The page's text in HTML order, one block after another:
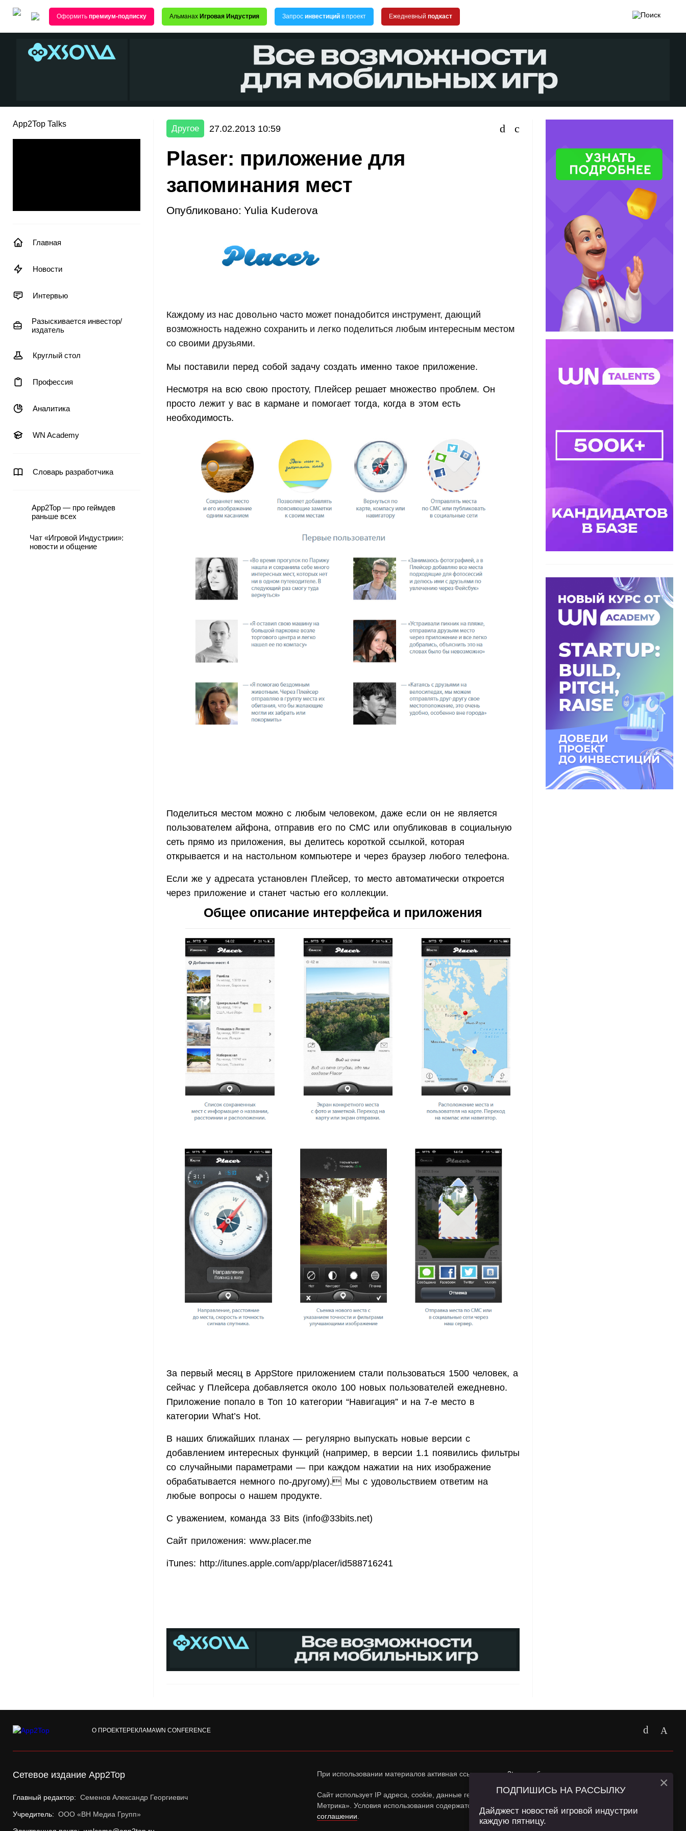
Оформить премиум-подписку Альманах Игровая Индустрия Запрос инвестиций в проект Ежедневный подкаст
App2Top Talks
Главная
Новости
Интервью
Разыскивается инвестор/
издатель
Круглый стол
Профессия
Аналитика
WN Academy
Словарь разработчика
App2Top — про геймдев
раньше всех
Чат «Игровой Индустрии»:
новости и общение
Другое 27.02.2013 10:59
Plaser: приложение для
запоминания мест
Опубликовано: Yulia Kuderova
Каждому из нас довольно часто может понадобится инструмент, дающий
возможность надежно сохранить и легко поделиться любым интересным местом
со своими друзьями.
Мы поставили перед собой задачу создать именно такое приложение.
Несмотря на всю свою простоту, Плейсер решает множество проблем. Он
просто лежит у вас в кармане и помогает тогда, когда в этом есть
необходимость.
Поделиться местом можно с любым человеком, даже если он не является
пользователем айфона, отправив его по СМС или опубликовав в социальную
сеть прямо из приложения, вы делитесь короткой ссылкой, которая
открывается и на настольном компьютере и через браузер любого телефона.
Если же у адресата установлен Плейсер, то место автоматически откроется
через приложение и станет частью его коллекции.
Общее описание интерфейса и приложения
За первый месяц в AppStore приложением стали пользоваться 1500 человек, а
сейчас у Плейсера добавляется около 100 новых пользователей ежедневно.
Приложение попало в Топ 10 категории “Навигация” и на 7-е место в
категории What’s Hot.
В наших ближайших планах — регулярно выпускать новые версии с
добавлением интересных функций (например, в версии 1.1 появились фильтры
со случайными параметрами — при каждом нажатии на них изображение
обрабатывается немного по-другому). Мы с удовольствием ответим на
любые вопросы о нашем продукте.
С уважением, команда 33 Bits (info@33bits.net)
Сайт приложения: www.placer.me
iTunes: http://itunes.apple.com/app/placer/id588716241
О ПРОЕКТЕРЕКЛАМАWN CONFERENCE
Сетевое издание App2Top
Главный редактор: Семенов Александр Георгиевич
Учредитель: ООО «ВН Медиа Групп»
При использовании материалов активная ссылка наapp2top.ruобязательна.
Сайт использует IP адреса, cookie, данные геолокации Пользователей сайта и сервис «Яндекс
Метрика». Условия использования содержатся вПолитике конфиденциальностии
соглашении.
ПОДПИШИСЬ НА РАССЫЛКУ
Дайджест новостей игровой индустрии
каждую пятницу.
×